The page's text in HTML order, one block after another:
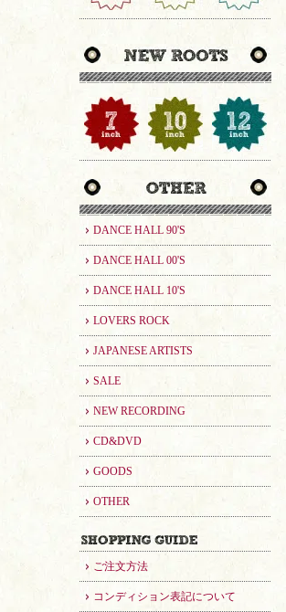
DANCE HALL 90'S
DANCE HALL 00'S
DANCE HALL 10'S
LOVERS ROCK
JAPANESE ARTISTS
SALE
NEW RECORDING
CD&DVD
GOODS
OTHER
ご注文方法
コンディション表記について